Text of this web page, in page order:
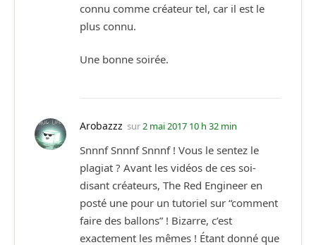
connu comme créateur tel, car il est le
plus connu.
Une bonne soirée.
Arobazzz sur2 mai 2017 10 h 32 min
Snnnf Snnnf Snnnf ! Vous le sentez le
plagiat ? Avant les vidéos de ces soi-
disant créateurs, The Red Engineer en
posté une pour un tutoriel sur “comment
faire des ballons” ! Bizarre, c’est
exactement les mêmes ! Étant donné que